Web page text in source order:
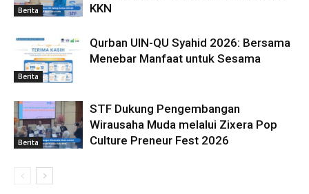
Berita
KKN
Berita
Qurban UIN-QU Syahid 2026: Bersama
Menebar Manfaat untuk Sesama
Berita
STF Dukung Pengembangan
Wirausaha Muda melalui Zixera Pop
Culture Preneur Fest 2026